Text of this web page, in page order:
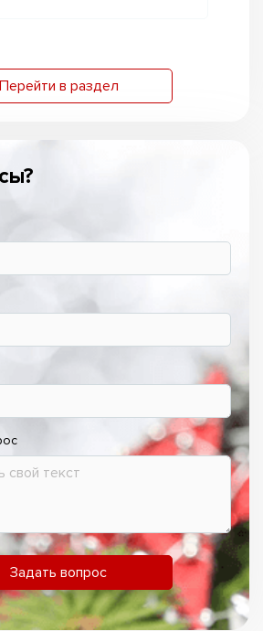
Перейти в раздел
Задать вопрос